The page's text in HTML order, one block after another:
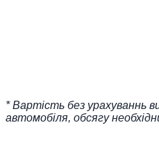
* Вартість без урахуваннь
автомобіля, обсягу